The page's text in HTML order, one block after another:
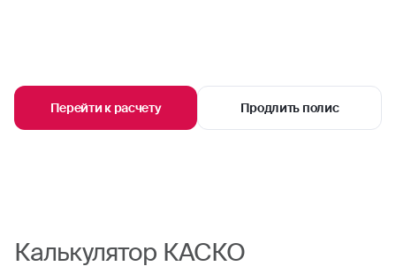
Перейти к расчету Продлить полис
Калькулятор КАСКО